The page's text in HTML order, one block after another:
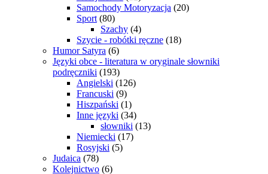
Samochody Motoryzacja (20)
Sport (80)
Szachy (4)
Szycie - robótki ręczne (18)
Humor Satyra (6)
Języki obce - literatura w oryginale słowniki
podręczniki (193)
Angielski (126)
Francuski (9)
Hiszpański (1)
Inne języki (34)
słowniki (13)
Niemiecki (17)
Rosyjski (5)
Judaica (78)
Kolejnictwo (6)